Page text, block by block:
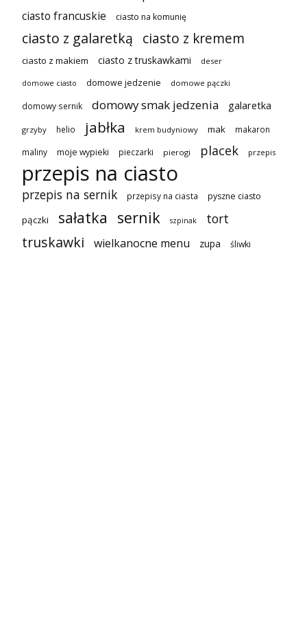
ciasto francuskie ciasto na komunię
ciasto z galaretką ciasto z kremem
ciasto z makiem ciasto z truskawkami deser
domowe ciasto domowe jedzenie domowe pączki
domowy sernik domowy smak jedzenia galaretka
grzyby helio jabłka krem budyniowy mak makaron
maliny moje wypieki pieczarki pierogi placek przepis
przepis na ciasto
przepis na sernik przepisy na ciasta pyszne ciasto
pączki sałatka sernik szpinak tort
truskawki wielkanocne menu zupa śliwki